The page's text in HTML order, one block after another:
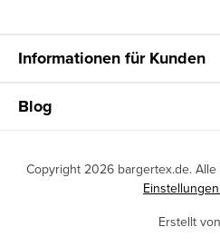
Informationen für Kunden
Blog
Erstellt
Copyright 2026 bargertex.de.